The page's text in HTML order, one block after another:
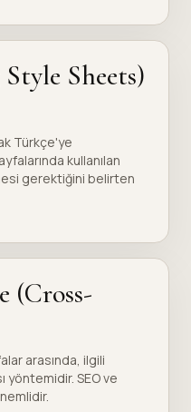
Sheets)
Türkçe'ye
kullanılan
gerektiğini belirten
(Cross-
arasında, ilgili
yöntemidir. SEO ve